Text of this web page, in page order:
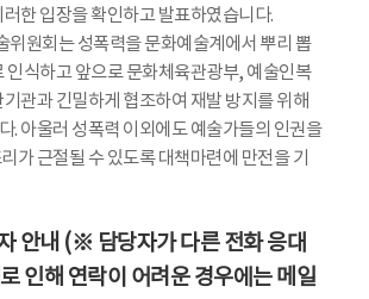
러한 입장을 확인하고 발표하였습니다.
위원회는 성폭력을 문화예술계에서 뿌리 뽑
인식하고 앞으로 문화체육관광부, 예술인복
기관과 긴밀하게 협조하여 재발 방지를 위해
. 아울러 성폭력 이외에도 예술가들의 인권을
가 근절될 수 있도록 대책마련에 만전을 기
안내 (※ 담당자가 다른 전화 응대
인해 연락이 어려운 경우에는 메일